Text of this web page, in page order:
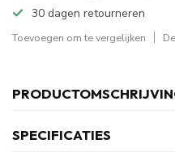
30 dagen retourneren
Toevoegen om te vergelijken
SPECIFICATIES